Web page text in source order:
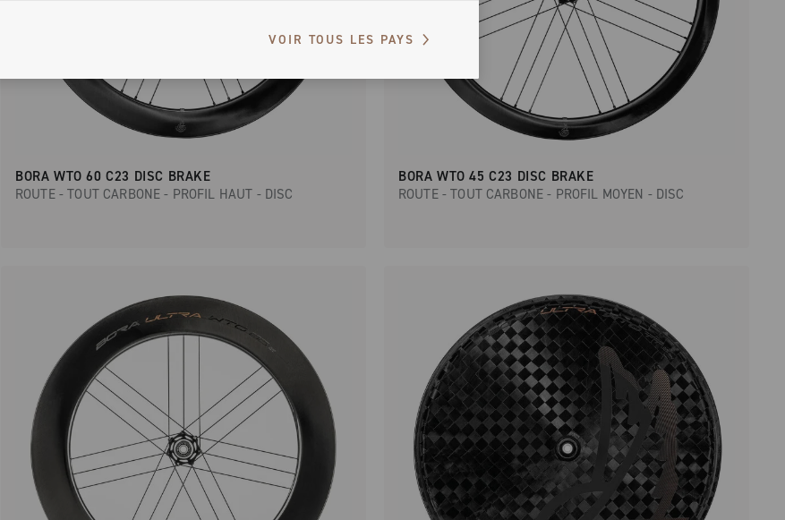
VOIR TOUS LES PAYS
BORA WTO 60 C23 DISC BRAKE
ROUTE - TOUT CARBONE - PROFIL HAUT - DISC
BORA WTO 45 C23 DISC BRAKE
ROUTE - TOUT CARBONE - PROFIL MOYEN - DISC